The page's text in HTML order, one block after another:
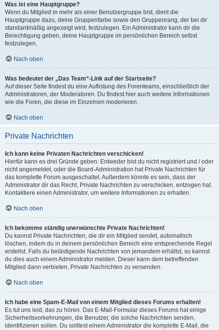
Was ist eine Hauptgruppe?
Wenn du Mitglied in mehr als einer Benutzergruppe bist, dient die
Hauptgruppe dazu, deine Gruppenfarbe sowie den Gruppenrang, der bei dir
standardmäßig angezeigt wird, festzulegen. Ein Administrator kann dir die
Berechtigung geben, deine Hauptgruppe im persönlichen Bereich selbst
festzulegen.
Nach oben
Was bedeutet der „Das Team“-Link auf der Startseite?
Auf dieser Seite findest du eine Auflistung des Forenteams, einschließlich der
Administratoren, der Moderatoren. Du findest hier auch weitere Informationen
wie die Foren, die diese im Einzelnen moderieren.
Nach oben
Private Nachrichten
Ich kann keine Privaten Nachrichten verschicken!
Hierfür kann es drei Gründe geben: Entweder bist du nicht registriert und / oder
nicht angemeldet, oder die Board-Administration hat Private Nachrichten für
das komplette Forum ausgeschaltet. Außerdem könnte es sein, dass der
Administrator dir das Recht, Private Nachrichten zu verschicken, entzogen hat.
Kontaktiere einen Administrator, um weitere Informationen zu erhalten.
Nach oben
Ich bekomme ständig unerwünschte Private Nachrichten!
Du kannst Private Nachrichten, die dir ein Mitglied sendet, automatisch
löschen, indem du in deinem persönlichen Bereich eine entsprechende Regel
erstellst. Falls du belästigende Nachrichten von jemandem erhältst, so kannst
du dies auch einem Administrator melden. Dieser kann dem betreffenden
Mitglied dann verbieten, Private Nachrichten zu versenden.
Nach oben
Ich habe eine Spam-E-Mail von einem Mitglied dieses Forums erhalten!
Es tut uns leid, das zu hören. Das E-Mail-Formular dieses Forums hat einige
Sicherheitsvorkehrungen, die Benutzer, die solche Nachrichten senden,
identifizieren sollen. Du solltest einem Administrator die komplette E-Mail, die